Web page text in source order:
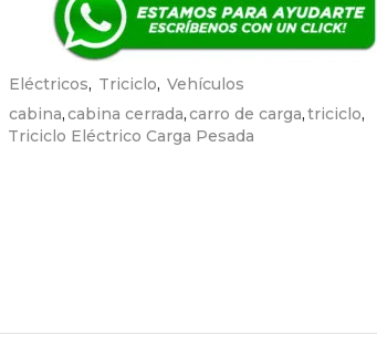
Eléctricos, Triciclo, Vehículos
cabina,cabina cerrada,carro de carga,triciclo,
Triciclo Eléctrico Carga Pesada